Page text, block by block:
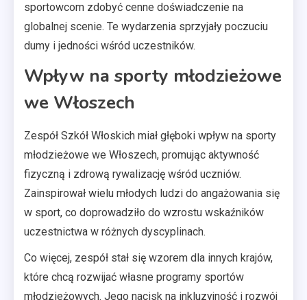
sportowcom zdobyć cenne doświadczenie na
globalnej scenie. Te wydarzenia sprzyjały poczuciu
dumy i jedności wśród uczestników.
Wpływ na sporty młodzieżowe
we Włoszech
Zespół Szkół Włoskich miał głęboki wpływ na sporty
młodzieżowe we Włoszech, promując aktywność
fizyczną i zdrową rywalizację wśród uczniów.
Zainspirował wielu młodych ludzi do angażowania się
w sport, co doprowadziło do wzrostu wskaźników
uczestnictwa w różnych dyscyplinach.
Co więcej, zespół stał się wzorem dla innych krajów,
które chcą rozwijać własne programy sportów
młodzieżowych. Jego nacisk na inkluzyjność i rozwój